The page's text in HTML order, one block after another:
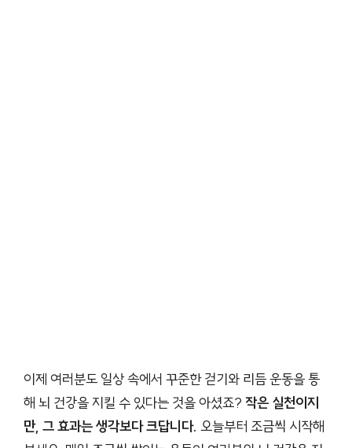
이제 여러분도 일상 속에서 꾸준한 걷기와 리듬 운동을 통
해 뇌 건강을 지킬 수 있다는 것을 아셨죠? 작은 실천이지
만, 그 효과는 생각보다 크답니다. 오늘부터 조금씩 시작해